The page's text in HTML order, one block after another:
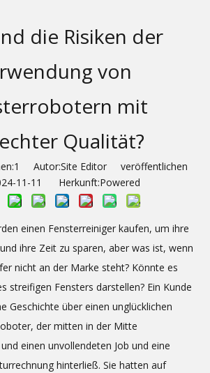
die Risiken der
von
mit
Qualität?
1
Autor:Site Editor veröffentlichen
11-11 Herkunft:Powered
einen Fensterreiniger kaufen, um ihre
ihre Zeit zu sparen, aber was ist, wenn
nicht an der Marke steht? Könnte es
streifigen Fensters darstellen? Ein Kunde
Geschichte über einen unglücklichen
der mitten in der Mitte
einen unvollendeten Job und eine
hinterließ. Sie hatten auf